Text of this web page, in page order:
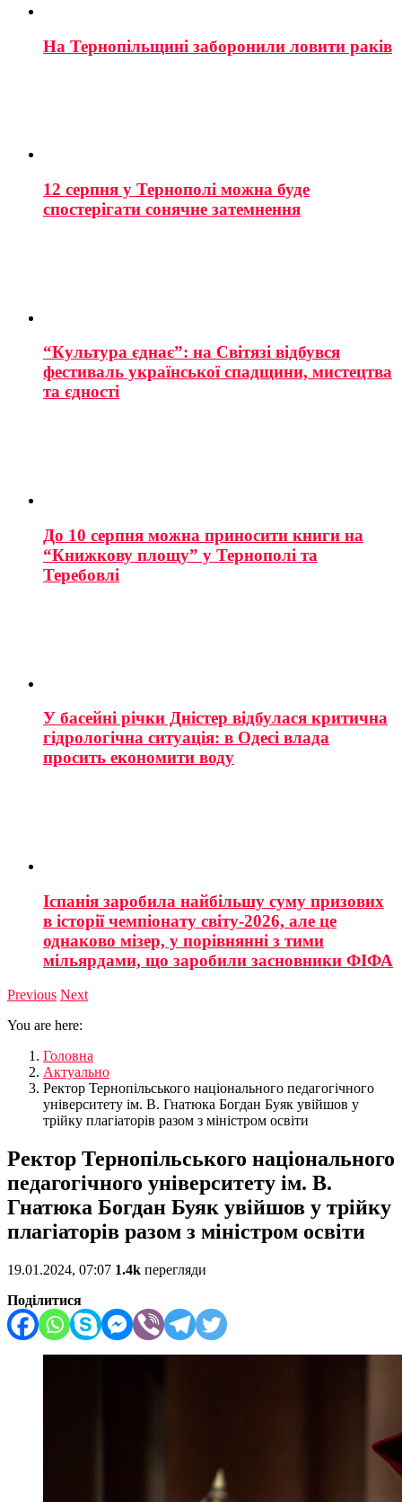
На Тернопільщині заборонили ловити раків
12 серпня у Тернополі можна буде
спостерігати сонячне затемнення
“Культура єднає”: на Світязі відбувся
фестиваль української спадщини, мистецтва
та єдності
До 10 серпня можна приносити книги на
“Книжкову площу” у Тернополі та
Теребовлі
У басейні річки Дністер відбулася критична
гідрологічна ситуація: в Одесі влада
просить економити воду
Іспанія заробила найбільшу суму призових
в історії чемпіонату світу-2026, але це
однаково мізер, у порівнянні з тими
мільярдами, що заробили засновники ФІФА
Previous Next
You are here:
Головна
Актуально
Ректор Тернопільського національного педагогічного
університету ім. В. Гнатюка Богдан Буяк увійшов у
трійку плагіаторів разом з міністром освіти
Ректор Тернопільського національного
педагогічного університету ім. В.
Гнатюка Богдан Буяк увійшов у трійку
плагіаторів разом з міністром освіти
19.01.2024, 07:07 1.4k перегляди
Поділитися